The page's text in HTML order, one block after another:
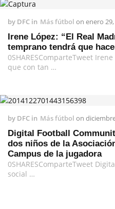
by DFC in Más fútbol on enero
Irene López: “El Real
temprano tendrá que
0SHARESComparteTweet
que con tan …
by DFC in Más fútbol on
Digital Football
dos niños de la
Campus de la jugadora
0SHARESComparteTweet
social …